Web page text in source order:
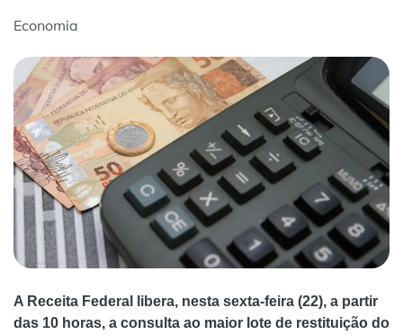
Economia
A Receita Federal libera, nesta sexta-feira (22), a partir
das 10 horas, a consulta ao maior lote de restituição do